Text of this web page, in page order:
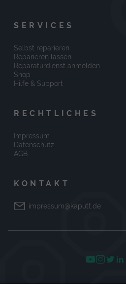
SERVICES
Selbst reparieren
Reparieren lassen
Reparaturdienst anmelden
Shop
Hilfe & Support
RECHTLICHES
Impressum
Datenschutz
AGB
KONTAKT
impressum@kaputt.de